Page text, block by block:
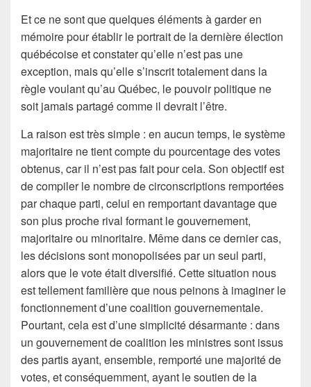
Et ce ne sont que quelques éléments à garder en
mémoire pour établir le portrait de la dernière élection
québécoise et constater qu’elle n’est pas une
exception, mais qu’elle s’inscrit totalement dans la
règle voulant qu’au Québec, le pouvoir politique ne
soit jamais partagé comme il devrait l’être.
La raison est très simple : en aucun temps, le système
majoritaire ne tient compte du pourcentage des votes
obtenus, car il n’est pas fait pour cela. Son objectif est
de compiler le nombre de circonscriptions remportées
par chaque parti, celui en remportant davantage que
son plus proche rival formant le gouvernement,
majoritaire ou minoritaire. Même dans ce dernier cas,
les décisions sont monopolisées par un seul parti,
alors que le vote était diversifié. Cette situation nous
est tellement familière que nous peinons à imaginer le
fonctionnement d’une coalition gouvernementale.
Pourtant, cela est d’une simplicité désarmante : dans
un gouvernement de coalition les ministres sont issus
des partis ayant, ensemble, remporté une majorité de
votes, et conséquemment, ayant le soutien de la